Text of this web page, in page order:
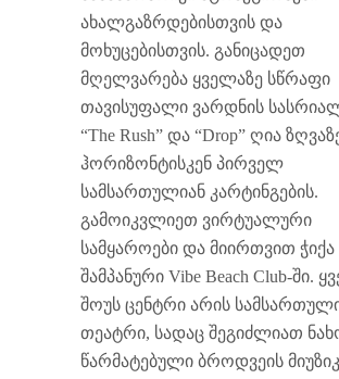
ახალგაზრდებისთვის და
მოხუცებისთვის. განიცადეთ
მღელვარება ყველაზე სწრაფი
თავისუფალი ვარდნის
“The Rush” და “Drop” ღია
ჰორიზონტისკენ პირველ
სამსართულიან კარტინგების.
გამოიკვლიეთ ვირტუალური
სამყაროები და მიირთვით ჭიქა
შამპანური Vibe Beach Club-ში.
შოუს ცენტრი არის
თეატრი, სადაც შეგიძლიათ
წარმატებული ბროდვეის